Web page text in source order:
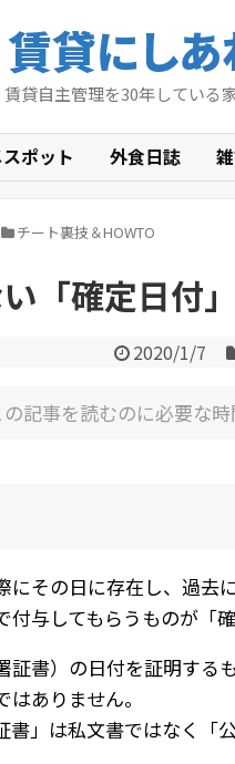
賃貸にし
賃貸自主管理を30年している
ポット 外食日誌
チート裏技＆HOWTO
「確定日付
2020/1/7
の記事を読むのに必要な時
にその日に存在し、過去
与してもらうものが「
書）の日付を証明するも
ありません。
書」は私文書ではなく「